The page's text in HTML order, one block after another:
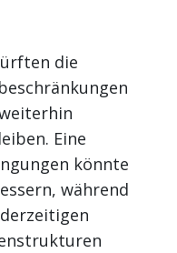
die
Eine
könnte
während